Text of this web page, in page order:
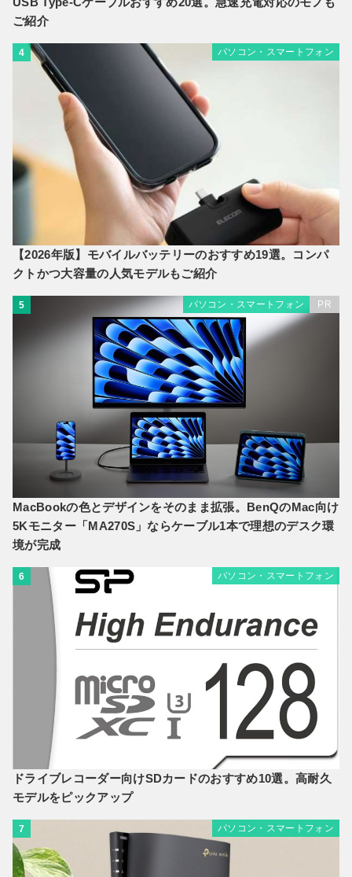
ご紹介
4 パソコン・スマートフォン
【2026年版】モバイルバッテリーのおすすめ19選。コンパ
クトかつ大容量の人気モデルもご紹介
5 パソコン・スマートフォン PR
MacBookの色とデザインをそのまま拡張。BenQのMac向け
5Kモニター「MA270S」ならケーブル1本で理想のデスク環
境が完成
6 パソコン・スマートフォン
ドライブレコーダー向けSDカードのおすすめ10選。高耐久
モデルをピックアップ
7 パソコン・スマートフォン